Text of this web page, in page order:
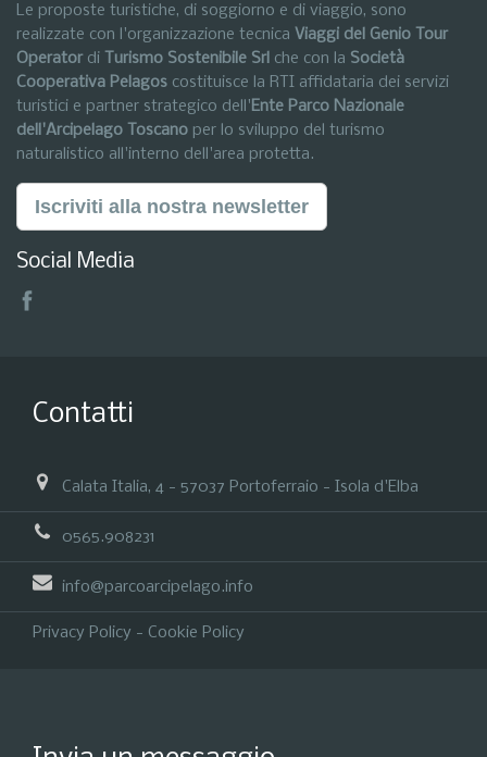
Le proposte turistiche, di soggiorno e di viaggio, sono
realizzate con l'organizzazione tecnica Viaggi del Genio Tour
Operatordi Turismo Sostenibile Srl che con la Società
Cooperativa Pelagos costituisce la RTI affidataria dei servizi
turistici e partner strategico dell'Ente Parco Nazionale
dell'Arcipelago Toscano per lo sviluppo del turismo
naturalistico all'interno dell'area protetta.
Iscriviti alla nostra newsletter
Social Media
Contatti
Calata Italia, 4 - 57037 Portoferraio - Isola d'Elba
0565.908231
info@parcoarcipelago.info
Privacy Policy - Cookie Policy